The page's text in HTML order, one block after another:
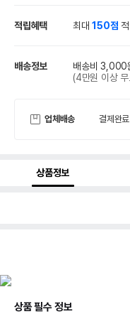
적립혜택 최대150점
배송정보 배송비 3,000
(4만원 이상
업체배송 결제완
상품정보
상품 필수 정보